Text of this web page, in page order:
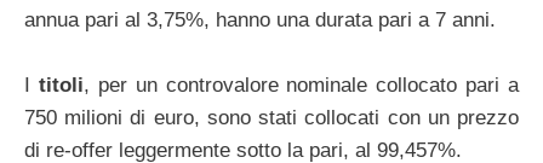
annua pari al 3,75%, hanno una durata pari a 7 anni.
I titoli, per un controvalore nominale collocato pari a
750 milioni di euro, sono stati collocati con un prezzo
di re-offer leggermente sotto la pari, al 99,457%.